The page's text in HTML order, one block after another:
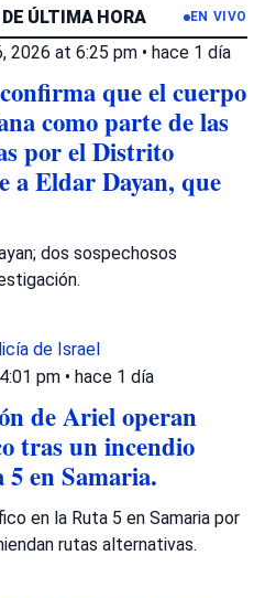
ÚLTIMA HORA EN VIVO
2026 at 6:25 pm • hace 1 día
que el cuerpo
como parte de las
por el Distrito
a Eldar Dayan, que
dos sospechosos
de Israel
pm • hace 1 día
de Ariel operan
tras un incendio
en Samaria.
en la Ruta 5 en Samaria por
rutas alternativas.